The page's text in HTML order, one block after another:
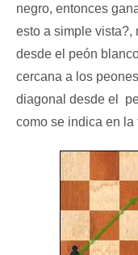
negro, entonces
esto a simple vista?,
desde el peón
cercana a los
diagonal desde el
como se indica en la